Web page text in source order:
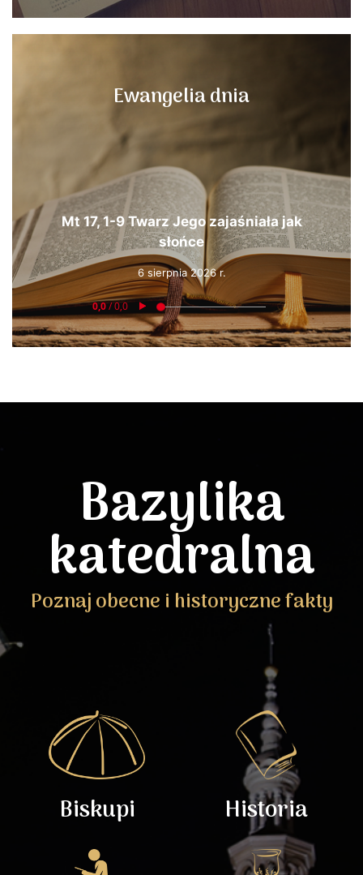
Ewangelia dnia
Mt 17, 1-9 Twarz Jego zajaśniała jak
słońce
6 sierpnia 2026 r.
Bazylika
katedralna
Poznaj obecne i historyczne fakty
Biskupi Historia